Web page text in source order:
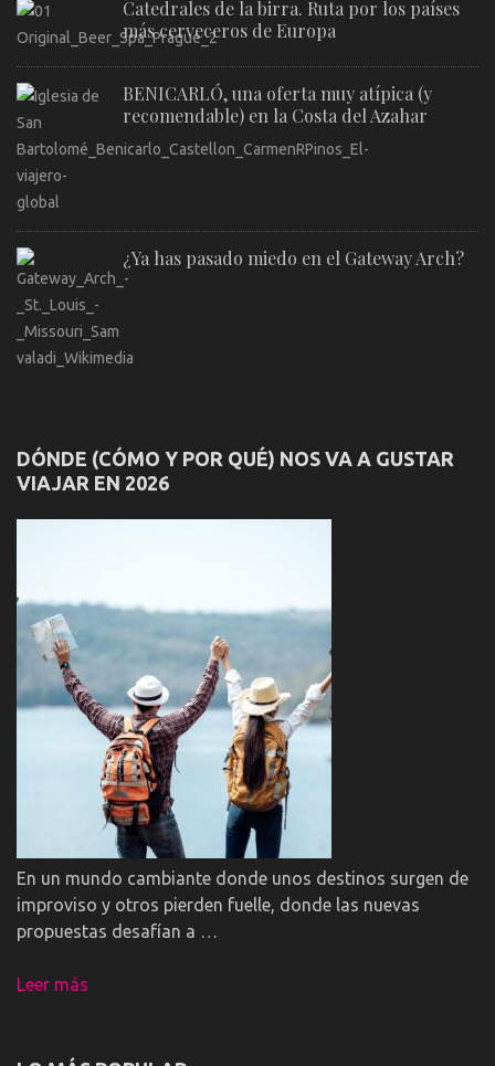
Catedrales de la birra. Ruta por los países
más cerveceros de Europa
BENICARLÓ, una oferta muy atípica (y
recomendable) en la Costa del Azahar
¿Ya has pasado miedo en el Gateway Arch?
DÓNDE (CÓMO Y POR QUÉ) NOS VA A GUSTAR
VIAJAR EN 2026
En un mundo cambiante donde unos destinos surgen de
improviso y otros pierden fuelle, donde las nuevas
propuestas desafían a …
Leer más